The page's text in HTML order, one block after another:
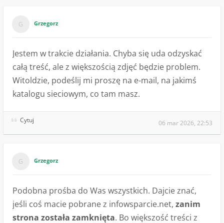
Grzegorz
Jestem w trakcie działania. Chyba się uda odzyskać
całą treść, ale z większością zdjęć będzie problem.
Witoldzie, podeślij mi proszę na e-mail, na jakimś
katalogu sieciowym, co tam masz.
Cytuj 06 mar 2026, 22:53
Grzegorz
Podobna prośba do Was wszystkich. Dajcie znać,
jeśli coś macie pobrane z infowsparcie.net, zanim
strona została zamknięta. Bo większość treści z